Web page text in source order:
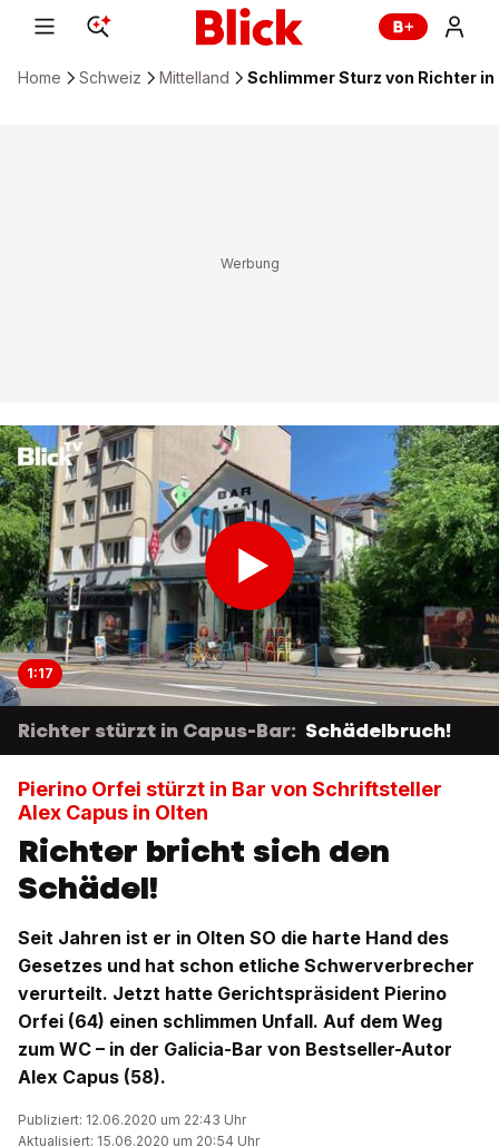
Home Schweiz Mittelland Schlimmer Sturz von Richter
1:17
Richter stürzt in Capus-Bar: Schädelbruch!
Pierino Orfei stürzt in Bar von Schriftsteller
Alex Capus in Olten
Richter bricht sich den
Schädel!
Seit Jahren ist er in Olten SO die harte Hand des
Gesetzes und hat schon etliche Schwerverbrecher
verurteilt. Jetzt hatte Gerichtspräsident Pierino
Orfei (64) einen schlimmen Unfall. Auf dem Weg
zum WC – in der Galicia-Bar von Bestseller-Autor
Alex Capus (58).
Publiziert: 12.06.2020 um 22:43 Uhr
Aktualisiert: 15.06.2020 um 20:54 Uhr